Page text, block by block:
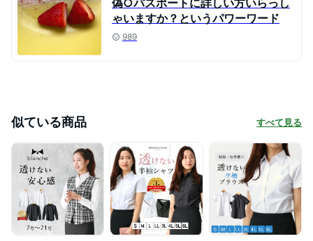
偽○パスポートに詳しい方いらっし
ゃいますか？というパワーワード
989
似ている商品 すべて見る